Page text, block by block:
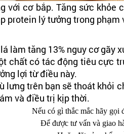
với cơ bắp. Tăng sức
protein lý tưởng trong
làm tăng 13% nguy cơ gãy
chất có tác động tiêu cực
lợi từ điều này.
lưng trên bạn sẽ thoát khỏi
và điều trị kịp thời.
Nếu có gì thắc mắc hãy gọi
Để được tư vấn và giao